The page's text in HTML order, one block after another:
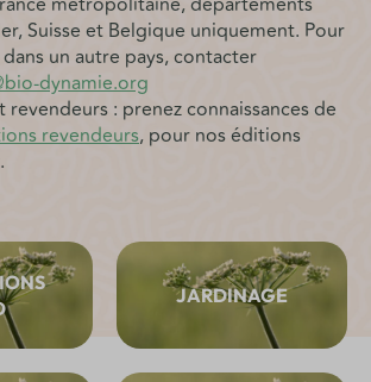
Suisse et Belgique uniquement. Pour
un autre pays, contacter
dynamie.org
revendeurs : prenez connaissances de
revendeurs, pour nos éditions
JARDINAGE